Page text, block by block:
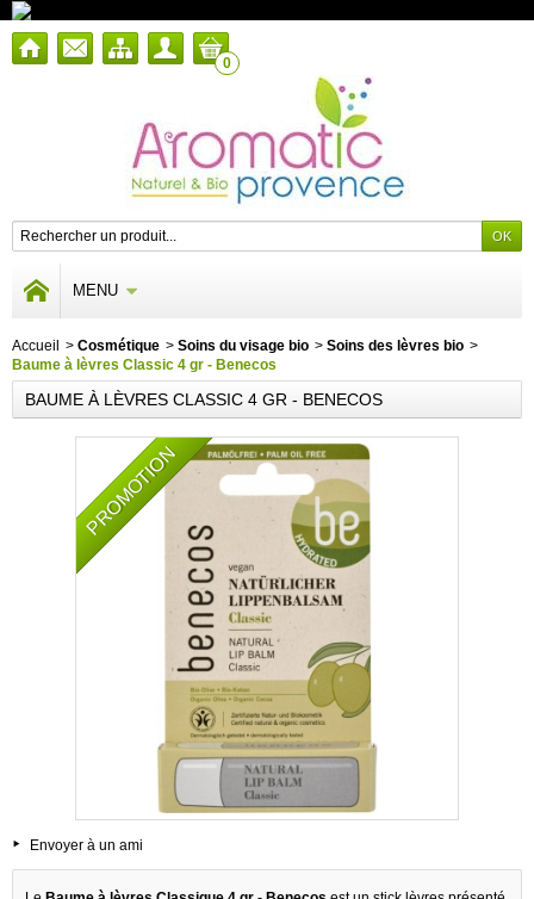
0
MENU
Accueil > Cosmétique > Soins du visage bio > Soins des lèvres bio >
Baume à lèvres Classic 4 gr - Benecos
BAUME À LÈVRES CLASSIC 4 GR - BENECOS
PROMOTION
Envoyer à un ami